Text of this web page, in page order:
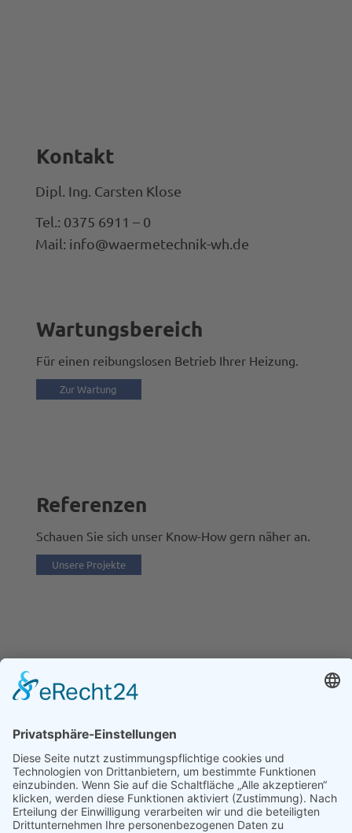
Kontakt
Dipl. Ing. Carsten Klose
Tel.: 0375 6911 – 0
Mail: info@waermetechnik-wh.de
Wartungsbereich
Für einen reibungslosen Betrieb Ihrer Heizung.
Zur Wartung
Referenzen
Schauen Sie sich unser Know-How gern näher an.
Unsere Projekte
KONTAKT